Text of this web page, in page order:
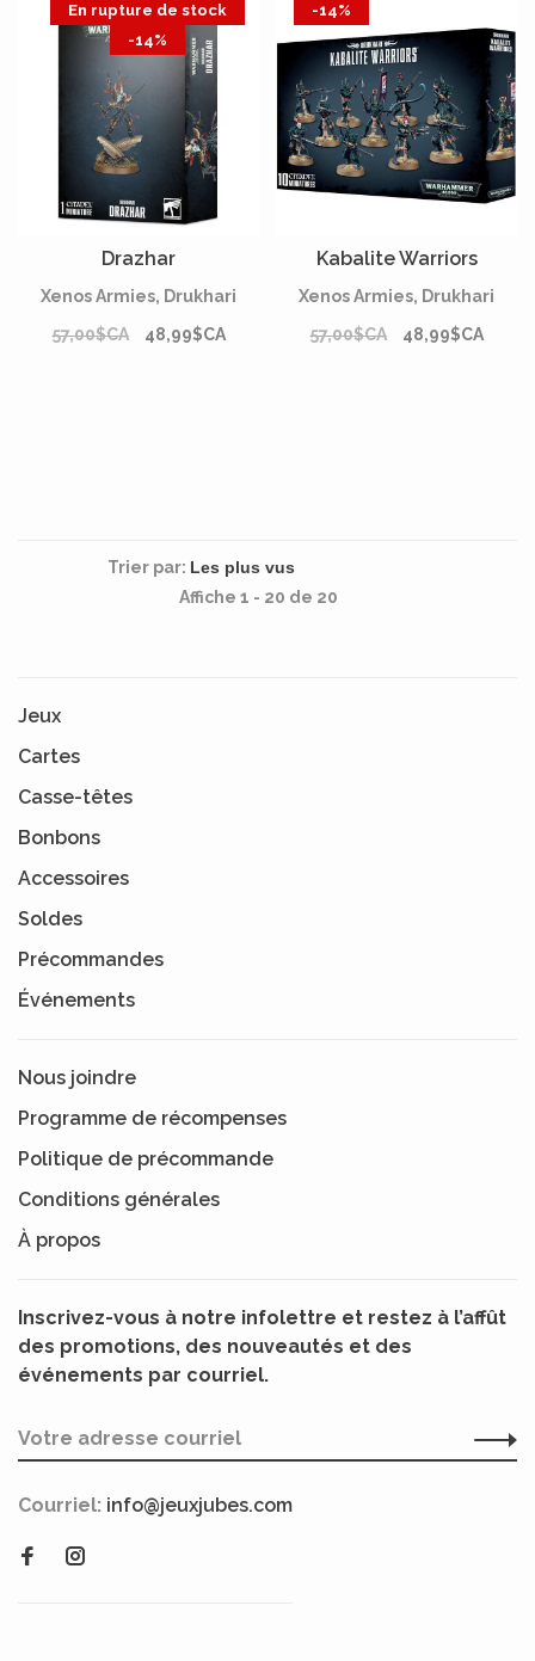
En rupture de stock
-14%
Drazhar
Xenos Armies, Drukhari
57,00$CA
48,99$CA
-14%
Kabalite Warriors
Xenos Armies, Drukhari
57,00$CA
48,99$CA
Trier par:
Affiche 1 - 20 de 20
Jeux
Cartes
Casse-têtes
Bonbons
Accessoires
Soldes
Précommandes
Événements
Nous joindre
Programme de récompenses
Politique de précommande
Conditions générales
À propos
Inscrivez-vous à notre infolettre et restez à l’affût
des promotions, des nouveautés et des
événements par courriel.
Courriel: info@jeuxjubes.com